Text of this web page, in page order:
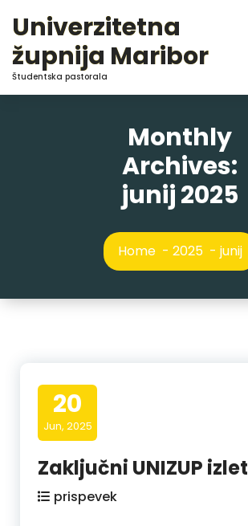
Content
Univerzitetna
župnija Maribor
Študentska pastorala
Monthly
Archives:
junij 2025
Home- 2025- junij
20
Jun, 2025
Zaključni UNIZUP izlet
prispevek